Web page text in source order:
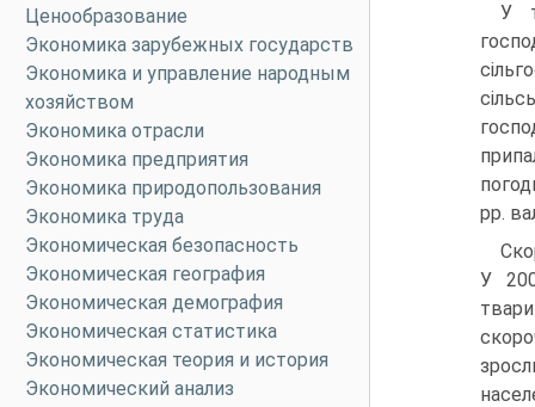
Ценообразование
Экономика зарубежных государств
Экономика и управление народным
хозяйством
Экономика отрасли
Экономика предприятия
Экономика природопользования
Экономика труда
Экономическая безопасность
Экономическая география
Экономическая демография
Экономическая статистика
Экономическая теория и история
Экономический анализ
У
рр.
У